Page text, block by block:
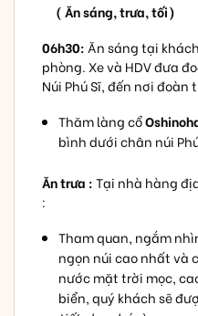
( Ăn sáng, trưa, tối)
06h30: Ăn sáng tại
phòng. Xe và HDV đưa
Núi Phú Sĩ, đến nơi đoàn
Thăm làng cổ
bình dưới chân núi
Ăn trưa :Tại nhà hàng
:
Tham quan, ngắm
ngọn núi cao nhất và
nước mặt trời mọc,
biển, quý khách sẽ